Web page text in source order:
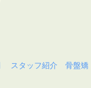
スタッフ紹介
骨盤矯